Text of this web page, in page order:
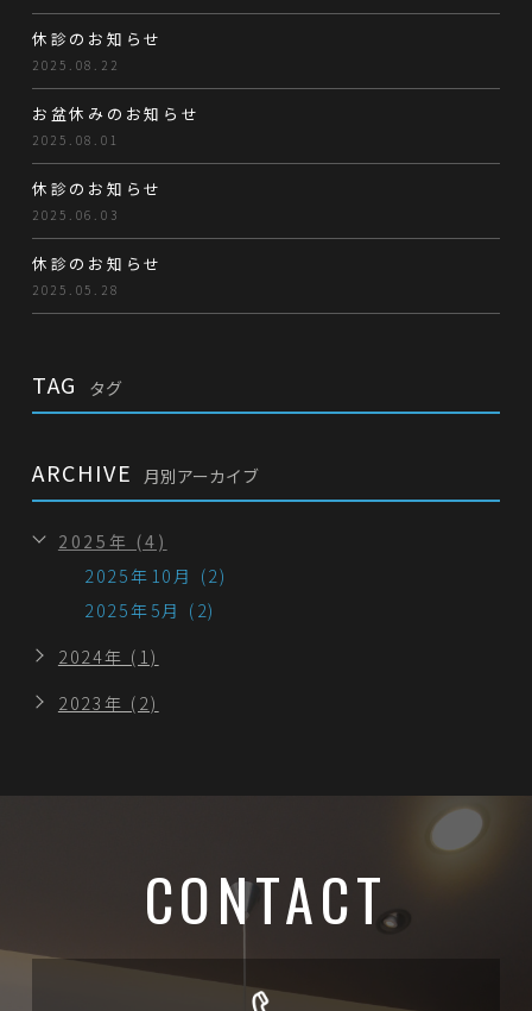
休診のお知らせ
2025.08.22
お盆休みのお知らせ
2025.08.01
休診のお知らせ
2025.06.03
休診のお知らせ
2025.05.28
TAG タグ
ARCHIVE 月別アーカイブ
2025年 (4)
2025年10月 (2)
2025年5月 (2)
2024年 (1)
2023年 (2)
CONTACT